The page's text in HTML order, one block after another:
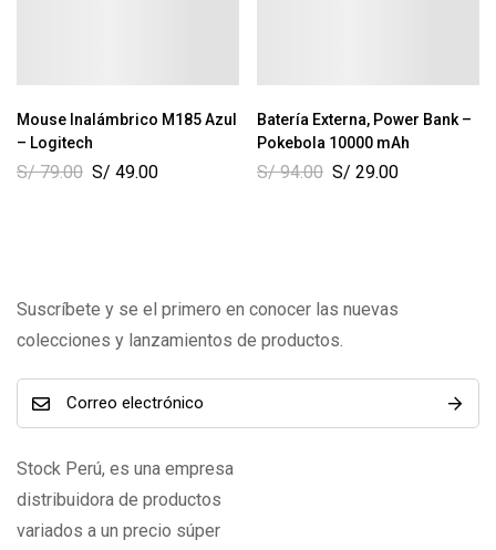
Mouse Inalámbrico M185 Azul
– Logitech
S/79.00 S/ 49.00
Batería Externa, Power Bank –
Pokebola 10000 mAh
S/94.00 S/ 29.00
Suscríbete y se el primero en conocer las nuevas
colecciones y lanzamientos de productos.
Stock Perú, es una empresa
distribuidora de productos
variados a un precio súper